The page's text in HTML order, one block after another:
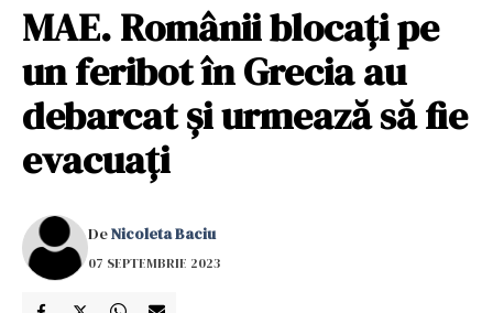
MAE. Românii blocaţi pe
un feribot în Grecia au
debarcat şi urmează să fie
evacuaţi
DeNicoleta Baciu
07 SEPTEMBRIE 2023